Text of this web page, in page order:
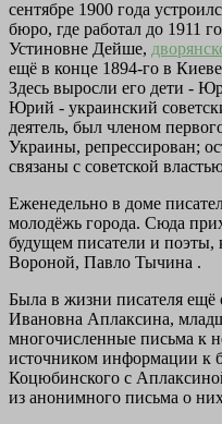
сентябре 1900 года
бюро, где работал до 1911
Устиновне Дейше,
ещё в конце 1894-го в
Здесь выросли его дети -
Юрий - украинский
деятель, был членом
Украины, репрессирован;
связаны с советской
Еженедельно в доме
молодёжь города. Сюда
будущем писатели и
Вороной, Павло Тычина .
Была в жизни писателя
Ивановна Аплаксина,
многочисленные письма к
источником информации к
Коцюбинского с
из анонимного письма о